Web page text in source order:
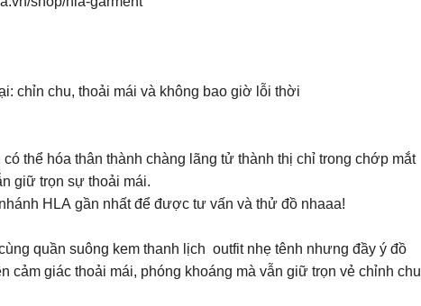
chỉn chu, thoải mái và không bao giờ lỗi thời
thể hóa thân thành chàng lãng tử thành thị chỉ trong chớp mắt
giữ trọn sự thoải mái.
HLA gần nhất để được tư vấn và thử đồ nhaaa!
quần suông kem thanh lịch outfit nhẹ tênh nhưng đầy ý đồ
cảm giác thoải mái, phóng khoáng mà vẫn giữ trọn vẻ chỉnh chu